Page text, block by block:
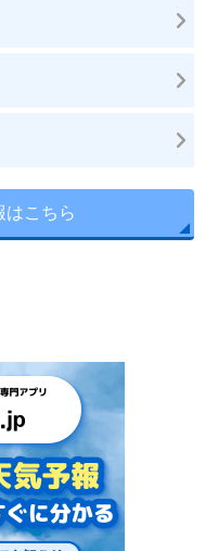
はこちら